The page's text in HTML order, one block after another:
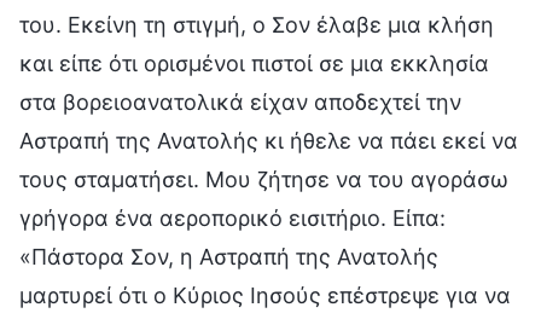
του. Εκείνη τη στιγμή, ο Σον έλαβε μια κλήση
και είπε ότι ορισμένοι πιστοί σε μια εκκλησία
στα βορειοανατολικά είχαν αποδεχτεί την
Αστραπή της Ανατολής κι ήθελε να πάει εκεί να
τους σταματήσει. Μου ζήτησε να του αγοράσω
γρήγορα ένα αεροπορικό εισιτήριο. Είπα:
«Πάστορα Σον, η Αστραπή της Ανατολής
μαρτυρεί ότι ο Κύριος Ιησούς επέστρεψε για να